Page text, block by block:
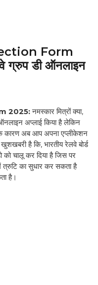
Form
ग्रुप डी ऑनलाइन
2025:नमस्कार मित्रों क्या,
अप्लाई किया है लेकिन
कारण अब आप अपना एप्लीकेशन
है कि, भारतीय रेलवे बोर्ड
को चालू कर दिया है जिस पर
त्रुटि का सुधार कर सकता है
है।